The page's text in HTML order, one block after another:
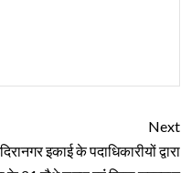
Next
इकाई के पदाधिकारीयों द्वारा